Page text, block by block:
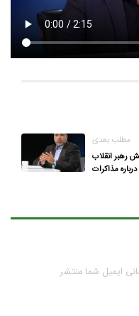
مطلب بعدی
رهبر انقلاب
درباره مذاکرات
ایمیل شما منتشر